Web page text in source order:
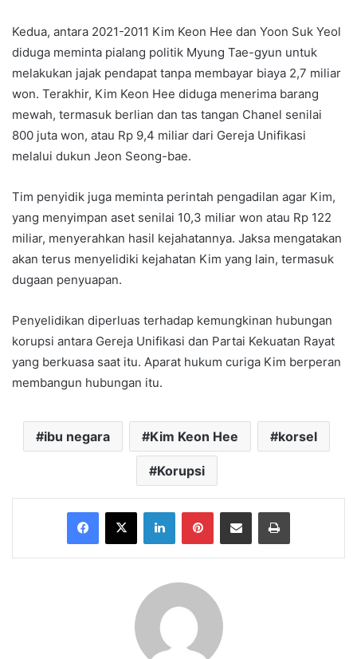
Kedua, antara 2021-2011 Kim Keon Hee dan Yoon Suk Yeol
diduga meminta pialang politik Myung Tae-gyun untuk
melakukan jajak pendapat tanpa membayar biaya 2,7 miliar
won. Terakhir, Kim Keon Hee diduga menerima barang
mewah, termasuk berlian dan tas tangan Chanel senilai
800 juta won, atau Rp 9,4 miliar dari Gereja Unifikasi
melalui dukun Jeon Seong-bae.
Tim penyidik juga meminta perintah pengadilan agar Kim,
yang menyimpan aset senilai 10,3 miliar won atau Rp 122
miliar, menyerahkan hasil kejahatannya. Jaksa mengatakan
akan terus menyelidiki kejahatan Kim yang lain, termasuk
dugaan penyuapan.
Penyelidikan diperluas terhadap kemungkinan hubungan
korupsi antara Gereja Unifikasi dan Partai Kekuatan Rayat
yang berkuasa saat itu. Aparat hukum curiga Kim berperan
membangun hubungan itu.
ibu negara Kim Keon Hee korsel
Korupsi
Facebook
X LinkedInPinterestShare via Email Print